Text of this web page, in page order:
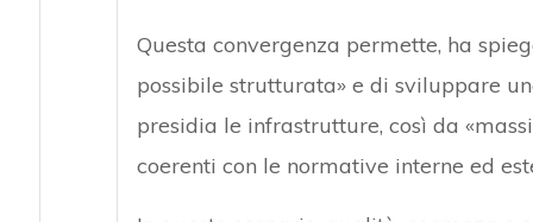
Questa convergenza permette, ha
possibile strutturata» e di sviluppare
presidia le infrastrutture, così da
coerenti con le normative interne ed